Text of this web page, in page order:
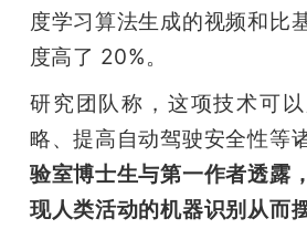
搞
度学习算法生成的视频和比
度高了 20%。
研究团队称，这项技术可
略、提高自动驾驶安全性等
验室博士生与第一作者透露
现人类活动的机器识别从而